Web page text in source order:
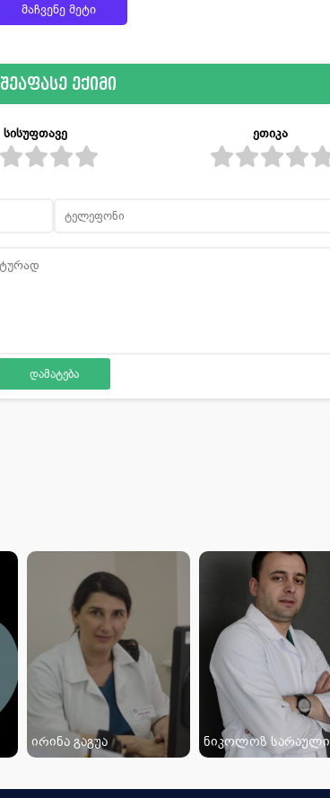
მაჩვენე მეტი
შეაფასე ექიმი
სისუფთავე ეთიკა
ირინა გაგუა ნიკოლოზ სარაული